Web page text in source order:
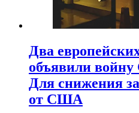
Два
объявили войну
Для снижения
от США